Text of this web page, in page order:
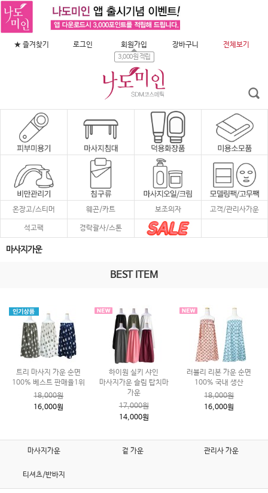
★ 즐겨찾기 로그인 회원가입
3,000원 적립
장바구니 전체보기
온장고/스티머 웨곤/카트 보조의자 고객/관리사가운
석고팩 경락괄사/스톤
마사지가운
BEST ITEM
트리 마사지 가운 순면
100% 베스트 판매율1위
18,000원
16,000원
하이원 실키 샤인
마사지가운 슬림 탑치마
가운
17,000원
14,000원
러블리 리본 가운 순면
100% 국내 생산
18,000원
16,000원
마사지가운 겉 가운 관리사 가운
티셔츠/반바지